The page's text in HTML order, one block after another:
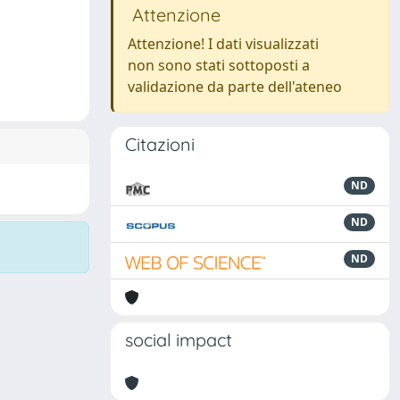
Attenzione
Attenzione! I dati visualizzati
non sono stati sottoposti a
validazione da parte dell'ateneo
Citazioni
ND
ND
ND
social impact